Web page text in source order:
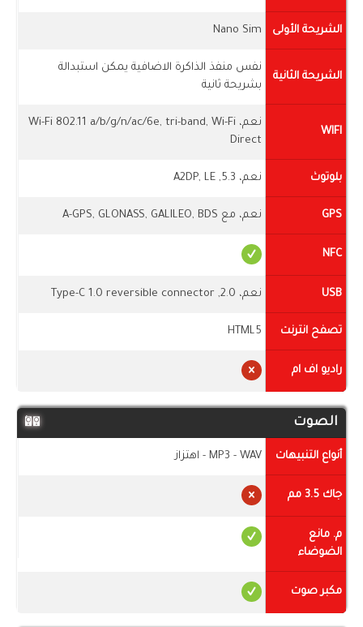
الشريحة الأولى Nano Sim
الشريحة الثانية
نفس منفذ الذاكرة الاضافية يمكن استبدالة
بشريحة ثانية
WIFI
نعم، Wi-Fi 802.11 a/b/g/n/ac/6e, tri-band, Wi-Fi
Direct
بلوتوث نعم، 5.3, A2DP, LE
GPS نعم، مع A-GPS, GLONASS, GALILEO, BDS
NFC
USB نعم، 2.0, Type-C 1.0 reversible connector
تصفح انترنت HTML5
راديو اف ام
الصوت
أنواع التنبيهات MP3 - WAV - اهتزاز
جاك 3.5 مم
م. مانع
الضوضاء
مكبر صوت